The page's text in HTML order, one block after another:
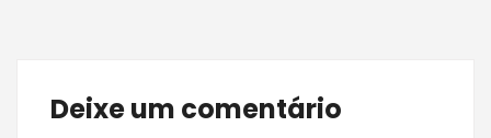
Deixe um comentário